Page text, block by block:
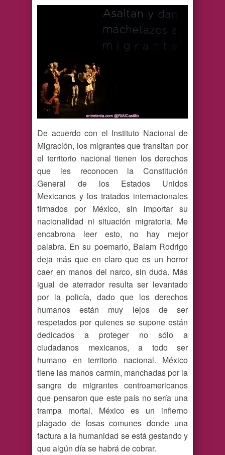
De acuerdo con el Instituto Nacional de
Migración, los migrantes que transitan por
el territorio nacional tienen los derechos
que les reconocen la Constitución
General de los Estados Unidos
Mexicanos y los tratados internacionales
firmados por México, sin importar su
nacionalidad ni situación migratoria. Me
encabrona leer esto, no hay mejor
palabra. En su poemario, Balam Rodrigo
deja más que en claro que es un horror
caer en manos del narco, sin duda. Más
igual de aterrador resulta ser levantado
por la policía, dado que los derechos
humanos están muy lejos de ser
respetados por quienes se supone están
dedicados a proteger no sólo a
ciudadanos mexicanos, a todo ser
humano en territorio nacional. México
tiene las manos carmín, manchadas por la
sangre de migrantes centroamericanos
que pensaron que este país no sería una
trampa mortal. México es un infierno
plagado de fosas comunes donde una
factura a la humanidad se está gestando y
que algún día se habrá de cobrar.